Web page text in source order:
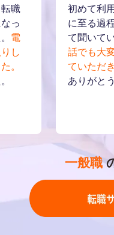
職
っ
電
し
。
初めて利
に至る過
て聞いて
話でも大
ていただ
ありがと
一般職